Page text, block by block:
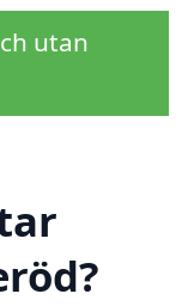
utan